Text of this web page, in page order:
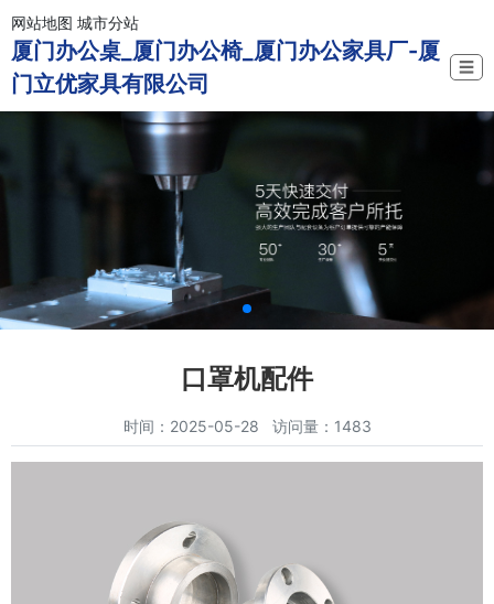
网站地图 城市分站
厦门办公桌_厦门办公椅_厦门办公家具厂-厦
门立优家具有限公司
☰
口罩机配件
时间：2025-05-28 访问量：1483